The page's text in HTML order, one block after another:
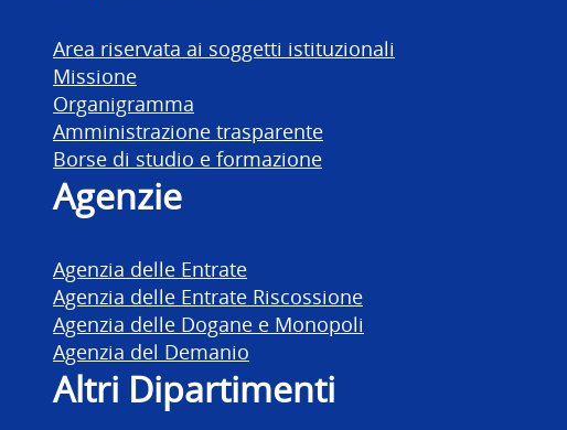
Area riservata ai soggetti istituzionali
Missione
Organigramma
Amministrazione trasparente
Borse di studio e formazione
Agenzie
Agenzia delle Entrate
Agenzia delle Entrate Riscossione
Agenzia delle Dogane e Monopoli
Agenzia del Demanio
Altri Dipartimenti